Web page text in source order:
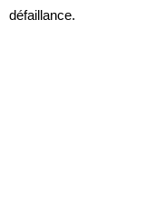
défaillance.